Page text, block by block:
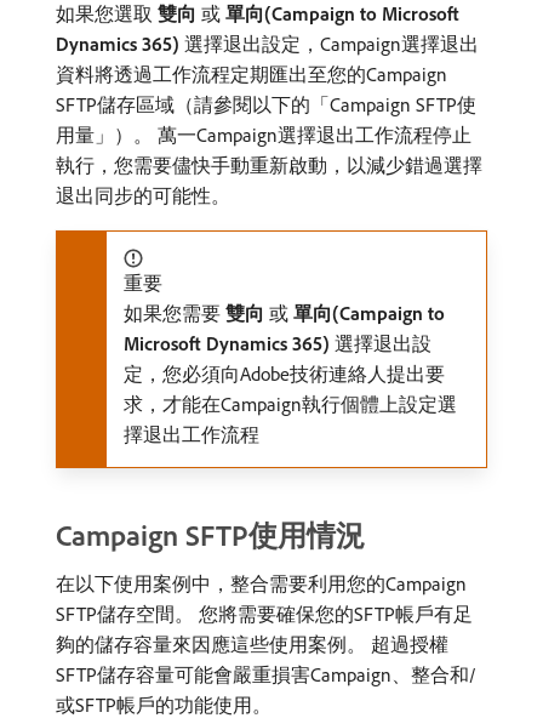
如果您選取​ 雙向 ​或​ 單向(Campaign to Microsoft
Dynamics 365) ​選擇退出設定，Campaign選擇退出
資料將透過工作流程定期匯出至您的Campaign
SFTP儲存區域（請參閱以下的「Campaign SFTP使
用量」）。 萬一Campaign選擇退出工作流程停止
執行，您需要儘快手動重新啟動，以減少錯過選擇
退出同步的可能性。
重要
如果您需要​ 雙向 ​或​ 單向(Campaign to
Microsoft Dynamics 365) ​選擇退出設
定，您必須向Adobe技術連絡人提出要
求，才能在Campaign執行個體上設定選
擇退出工作流程
Campaign SFTP使用情況
在以下使用案例中，整合需要利用您的Campaign
SFTP儲存空間。 您將需要確保您的SFTP帳戶有足
夠的儲存容量來因應這些使用案例。 超過授權
SFTP儲存容量可能會嚴重損害Campaign、整合和/
或SFTP帳戶的功能使用。